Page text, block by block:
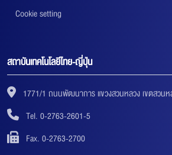
Cookie setting
สถาบันเทคโนโลยีไทย-ญี่ปุ่น
1771/1 ถนนพัฒนาการ แขวงสวนหลวง เขตสวน
Tel. 0-2763-2601-5
Fax. 0-2763-2700